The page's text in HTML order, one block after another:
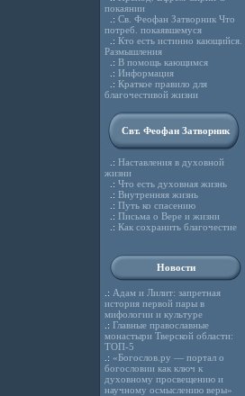
покаянии
.: Св. Феофан Затворник Что
потреб. покаявшемуся
.: Кто есть истинно кающийся.
Размышления
.: В помощь кающимся
.: Информация
.: Краткое правило для
благочестивой жизни
Свт. Феофан Затворник
.: Наставления в духовной
жизни
.: Что есть духовная жизнь
.: Внутренняя жизнь
.: Путь ко спасению
.: Письма о Вере и жизни
.: Как сохранить благочестие
Новости
.: Адам и Лилит: запретная
история первой пары в
мифологии и культуре
.: Главные православные
монастыри Тверской области:
ТОП-5
.: «Богослов.ру — портал о
богословии как ключ к
духовному просвещению и
научному осмыслению веры»